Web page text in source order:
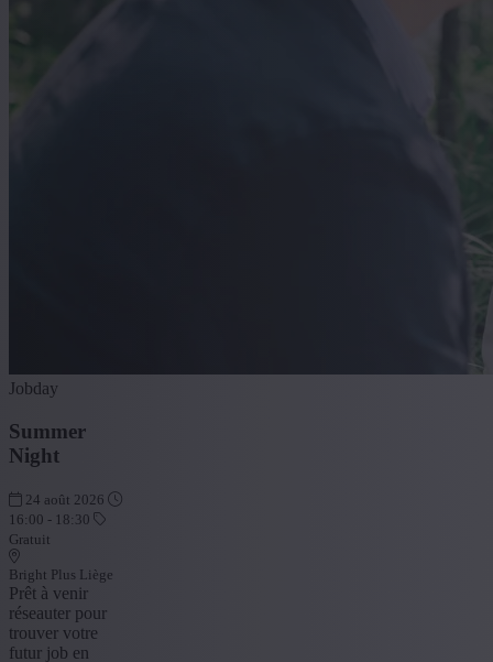
Jobday
Summer
Night
24 août 2026
16:00 - 18:30
Gratuit
Bright Plus Liège
Prêt à venir
réseauter pour
trouver votre
futur job en